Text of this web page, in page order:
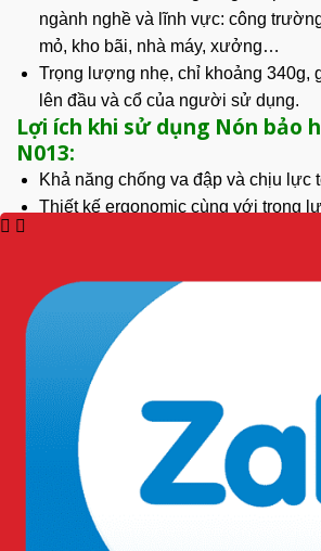
ngành nghề và lĩnh vực: công
mỏ, kho bãi, nhà máy, xưởng…
Trọng lượng nhẹ, chỉ khoảng 340g,
lên đầu và cổ của người sử dụng.
Lợi ích khi sử dụng Nón bảo
N013:
Khả năng chống va đập và chịu lực
Thiết kế ergonomic cùng với trọng
Có tuổi thọ cao, giúp tiết kiệm chi
trong dài hạn.
Hướng dẫn sử dụng và bảo
Cách sử dụng đúng cách:
Điều chỉnh
dây đeo để nón vừa vặn
Đảm bảo nón được đeo thẳng,
phía nào
Kiểm tra độ chặt của nón trước khi
Lưu ý khi bảo quản:
Tránh để nón tiếp xúc trực tiếp với